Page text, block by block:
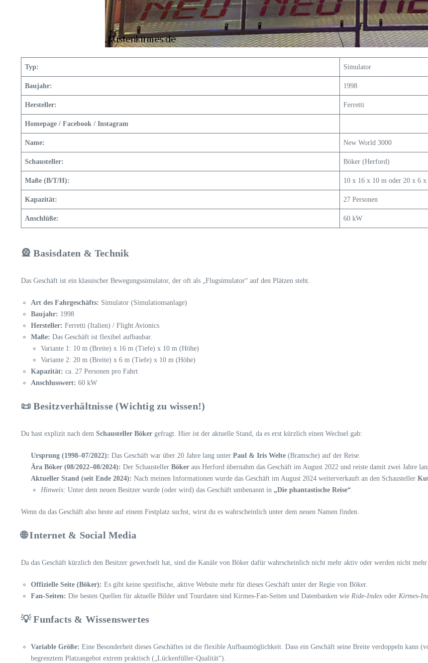
Typ: Simulator
Baujahr: 1998
Hersteller: Ferretti
Homepage / Facebook / Instagram
Name: New World 3000
Schausteller: Böker (Herford)
Maße (B/T/H): 10 x 16 x 10 m oder 20 x 6 x
Kapazität: 27 Personen
Anschlüße: 60 kW
🎡 Basisdaten & Technik
Das Geschäft ist ein klassischer Bewegungssimulator, der oft als „Flugsimulator“ auf den Plätzen steht.
Art des Fahrgeschäfts: Simulator (Simulationsanlage)
Baujahr: 1998
Hersteller: Ferretti (Italien) / Flight Avionics
Maße: Das Geschäft ist flexibel aufbaubar.
Variante 1: 10 m (Breite) x 16 m (Tiefe) x 10 m (Höhe)
Variante 2: 20 m (Breite) x 6 m (Tiefe) x 10 m (Höhe)
Kapazität: ca. 27 Personen pro Fahrt
Anschlusswert: 60 kW
📜 Besitzverhältnisse (Wichtig zu wissen!)
Du hast explizit nach dem Schausteller Böker gefragt. Hier ist der aktuelle Stand, da es erst kürzlich einen Wechsel gab:
Ursprung (1998–07/2022): Das Geschäft war über 20 Jahre lang unter Paul & Iris Welte (Bramsche) auf der Reise.
Ära Böker (08/2022–08/2024): Der Schausteller Böker aus Herford übernahm das Geschäft im August 2022 und reiste damit zwei Jahre
Aktueller Stand (seit Ende 2024): Nach meinen Informationen wurde das Geschäft im August 2024 weiterverkauft an den Schausteller
Hinweis: Unter dem neuen Besitzer wurde (oder wird) das Geschäft umbenannt in „Die phantastische Reise“.
Wenn du das Geschäft also heute auf einem Festplatz suchst, wirst du es wahrscheinlich unter dem neuen Namen finden.
🌐 Internet & Social Media
Da das Geschäft kürzlich den Besitzer gewechselt hat, sind die Kanäle von Böker dafür wahrscheinlich nicht mehr aktiv oder werden nicht
Offizielle Seite (Böker): Es gibt keine spezifische, aktive Website mehr für dieses Geschäft unter der Regie von Böker.
Fan-Seiten: Die besten Quellen für aktuelle Bilder und Tourdaten sind Kirmes-Fan-Seiten und Datenbanken wie Ride-Index oder Kirmes-
💡 Funfacts & Wissenswertes
Variable Größe: Eine Besonderheit dieses Geschäftes ist die flexible Aufbaumöglichkeit. Dass ein Geschäft seine Breite verdoppeln
begrenztem Platzangebot extrem praktisch („Lückenfüller-Qualität“).